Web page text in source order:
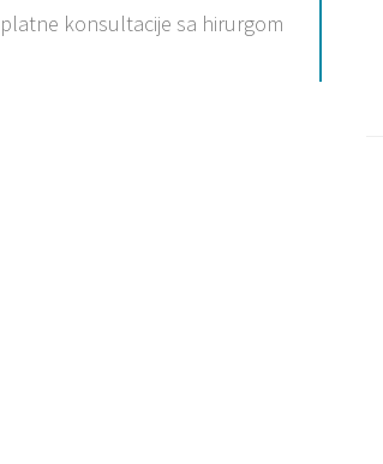
konsultacije sa hirurgom